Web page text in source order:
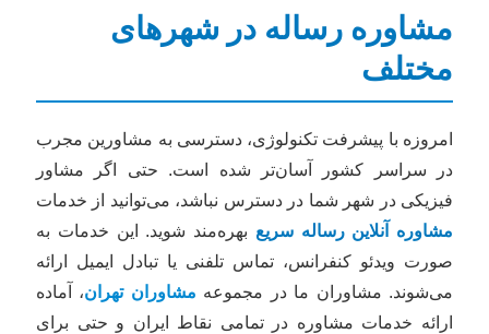
مشاوره رساله در شهرهای
مختلف
امروزه با پیشرفت تکنولوژی، دسترسی به مشاورین مجرب
در سراسر کشور آسان‌تر شده است. حتی اگر مشاور
فیزیکی در شهر شما در دسترس نباشد، می‌توانید از خدمات
مشاوره آنلاین رساله سریعبهره‌مند شوید. این خدمات به
صورت ویدئو کنفرانس، تماس تلفنی یا تبادل ایمیل ارائه
می‌شوند. مشاوران ما در مجموعهمشاوران تهران، آماده
ارائه خدمات مشاوره در تمامی نقاط ایران و حتی برای